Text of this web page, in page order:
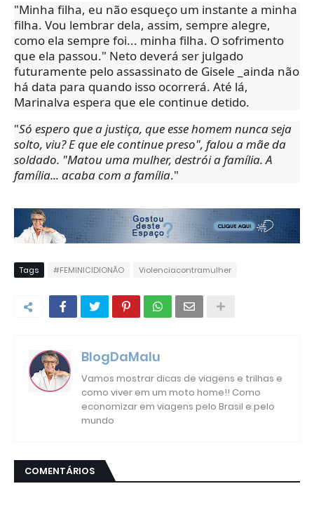
"Minha filha, eu não esqueço um instante a minha
filha. Vou lembrar dela, assim, sempre alegre,
como ela sempre foi... minha filha. O sofrimento
que ela passou." Neto deverá ser julgado
futuramente pelo assassinato de Gisele _ainda não
há data para quando isso ocorrerá. Até lá,
Marinalva espera que ele continue detido.
"Só espero que a justiça, que esse homem nunca seja
solto, viu? E que ele continue preso", falou a mãe da
soldado. "Matou uma mulher, destrói a família. A
família... acaba com a família."
Tags #FEMINICIDIONÃO Violenciacontramulher
BlogDaMalu
Vamos mostrar dicas de viagens e trilhas e
como viver em um moto home!! Como
economizar em viagens pelo Brasil e pelo
mundo
COMENTÁRIOS